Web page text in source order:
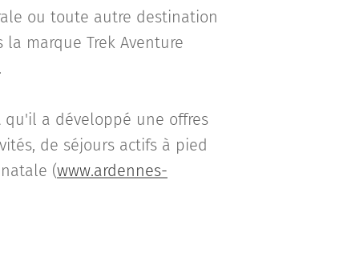
ou toute autre destination
marque Trek Aventure
a développé une offres
de séjours actifs à pied
(www.ardennes-